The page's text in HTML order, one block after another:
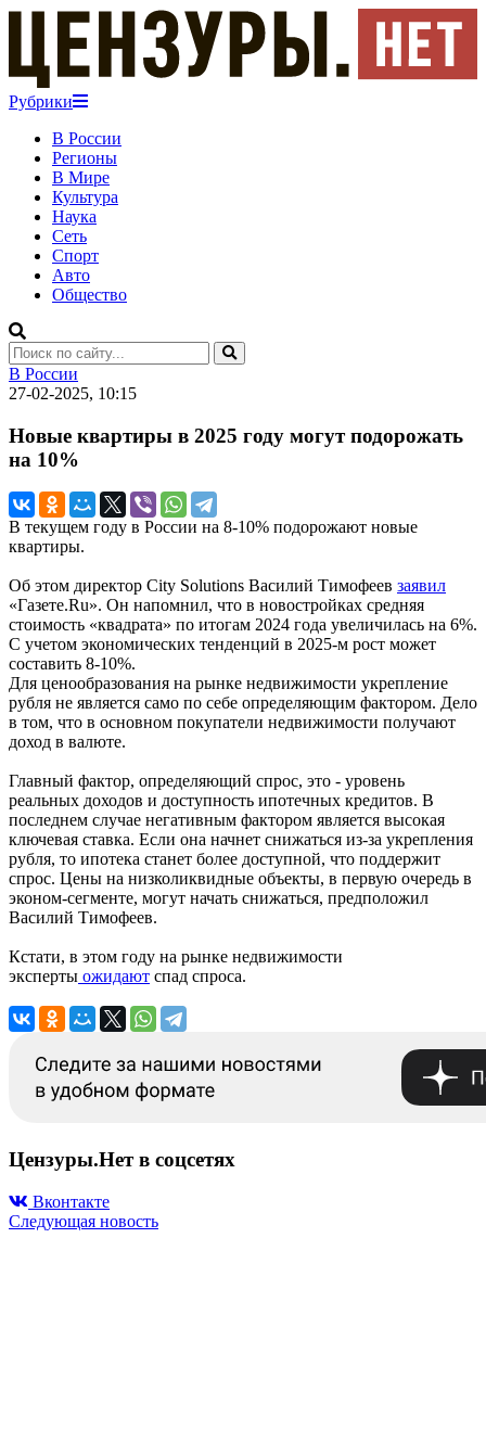
Рубрики
В России
Регионы
В Мире
Культура
Наука
Сеть
Спорт
Авто
Общество
В России
27-02-2025, 10:15
Новые квартиры в 2025 году могут подорожать
на 10%
В текущем году в России на 8-10% подорожают новые
квартиры.
Об этом директор City Solutions Василий Тимофеев заявил
«Газете.Ru». Он напомнил, что в новостройках средняя
стоимость «квадрата» по итогам 2024 года увеличилась на 6%.
С учетом экономических тенденций в 2025-м рост может
составить 8-10%.
Для ценообразования на рынке недвижимости укрепление
рубля не является само по себе определяющим фактором. Дело
в том, что в основном покупатели недвижимости получают
доход в валюте.
Главный фактор, определяющий спрос, это - уровень
реальных доходов и доступность ипотечных кредитов. В
последнем случае негативным фактором является высокая
ключевая ставка. Если она начнет снижаться из-за укрепления
рубля, то ипотека станет более доступной, что поддержит
спрос. Цены на низколиквидные объекты, в первую очередь в
эконом-сегменте, могут начать снижаться, предположил
Василий Тимофеев.
Кстати, в этом году на рынке недвижимости
эксперты ожидают спад спроса.
Цензуры.Нет в соцсетях
Вконтакте
Следующая новость